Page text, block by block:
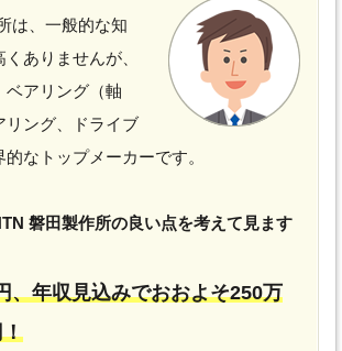
は、一般的な知
ありませんが、
ベアリング（軸
リング、ドライブ
なトップメーカーです。
磐田製作所の良い点を考えて見ます
、年収見込みでおおよそ250万